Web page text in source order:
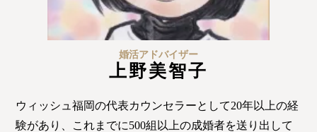
婚活アドバイザー
上野美智子
ウィッシュ福岡の代表カウンセラーとして20年以上の経
験があり、これまでに500組以上の成婚者を送り出して